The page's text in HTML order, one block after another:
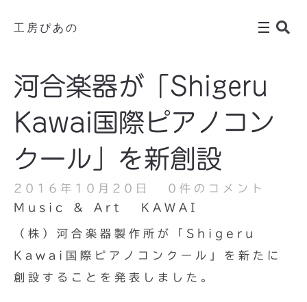
工房ぴあの
河合楽器が「Shigeru
Kawai国際ピアノコン
クール」を新創設
2016年10月20日
0件のコメント
Music & Art
KAWAI
（株）河合楽器製作所が「Shigeru
Kawai国際ピアノコンクール」を新たに
創設することを発表しました。